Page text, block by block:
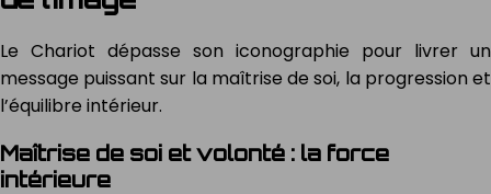
Le Chariot dépasse son iconographie pour livrer un
message puissant sur la maîtrise de soi, la progression et
l’équilibre intérieur.
Maîtrise de soi et volonté : la force
intérieure